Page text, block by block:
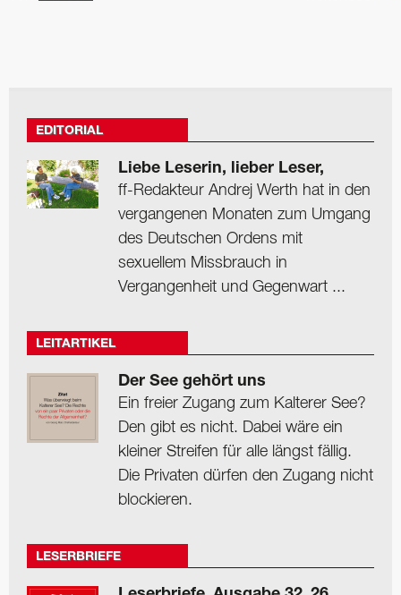
EDITORIAL
Liebe Leserin, lieber Leser,
ff-Redakteur Andrej Werth hat in den
vergangenen Monaten zum Umgang
des Deutschen Ordens mit
sexuellem Missbrauch in
Vergangenheit und Gegenwart ...
LEITARTIKEL
Der See gehört uns
Ein freier Zugang zum Kalterer See?
Den gibt es nicht. Dabei wäre ein
kleiner Streifen für alle längst fällig.
Die Privaten dürfen den Zugang nicht
blockieren.
LESERBRIEFE